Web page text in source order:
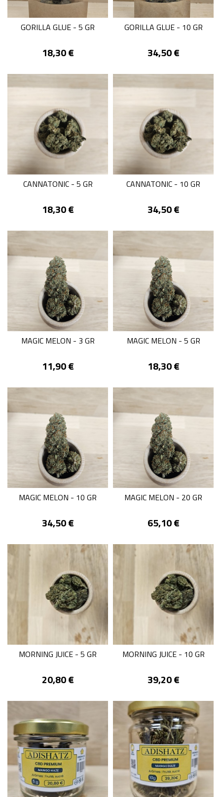
GORILLA GLUE - 5 GR
Prix
18,30 €
GORILLA GLUE - 10 GR
Prix
34,50 €
CANNATONIC - 5 GR
Prix
18,30 €
CANNATONIC - 10 GR
Prix
34,50 €
MAGIC MELON - 3 GR
Prix
11,90 €
MAGIC MELON - 5 GR
Prix
18,30 €
MAGIC MELON - 10 GR
Prix
34,50 €
MAGIC MELON - 20 GR
Prix
65,10 €
MORNING JUICE - 5 GR
Prix
20,80 €
MORNING JUICE - 10 GR
Prix
39,20 €